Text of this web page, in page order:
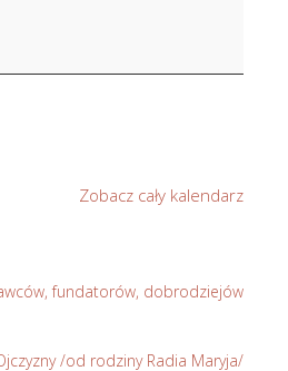
Zobacz cały kalendarz
fundatorów, dobrodziejów
/od rodziny Radia Maryja/